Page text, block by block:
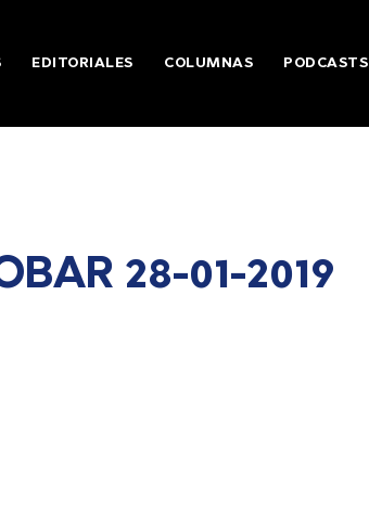
EDITORIALES COLUMNAS PODCASTS
28-01-2019